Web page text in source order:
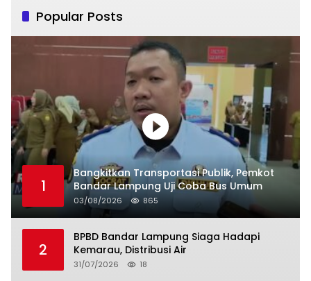
Popular Posts
1
Bangkitkan Transportasi Publik, Pemkot
Bandar Lampung Uji Coba Bus Umum
03/08/2026 865
2
BPBD Bandar Lampung Siaga Hadapi
Kemarau, Distribusi Air
31/07/2026 18